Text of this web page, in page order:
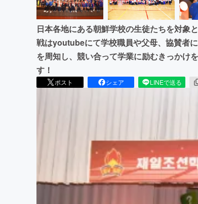
日本各地にある朝鮮学校の生徒たちを対象
戦はyoutubeにて学校職員や父母、協賛者
を周知し、競い合って学業に励むきっかけ
す！
ポスト シェア LINEで送る